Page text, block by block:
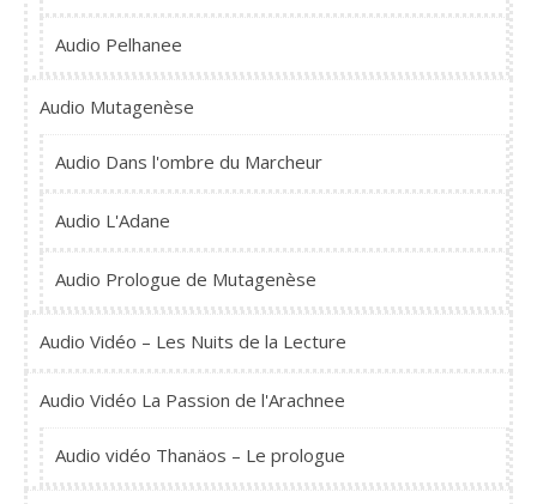
Audio Pelhanee
Audio Mutagenèse
Audio Dans l'ombre du Marcheur
Audio L'Adane
Audio Prologue de Mutagenèse
Audio Vidéo – Les Nuits de la Lecture
Audio Vidéo La Passion de l'Arachnee
Audio vidéo Thanäos – Le prologue